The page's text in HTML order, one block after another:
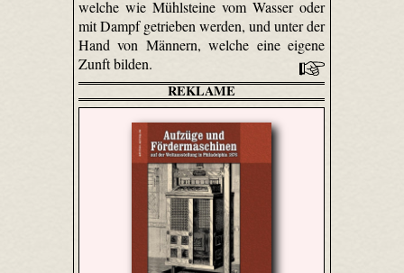
welche wie Mühlsteine vom Wasser oder
mit Dampf getrieben werden, und unter der
Hand von Männern, welche eine eigene
Zunft bilden.
REKLAME